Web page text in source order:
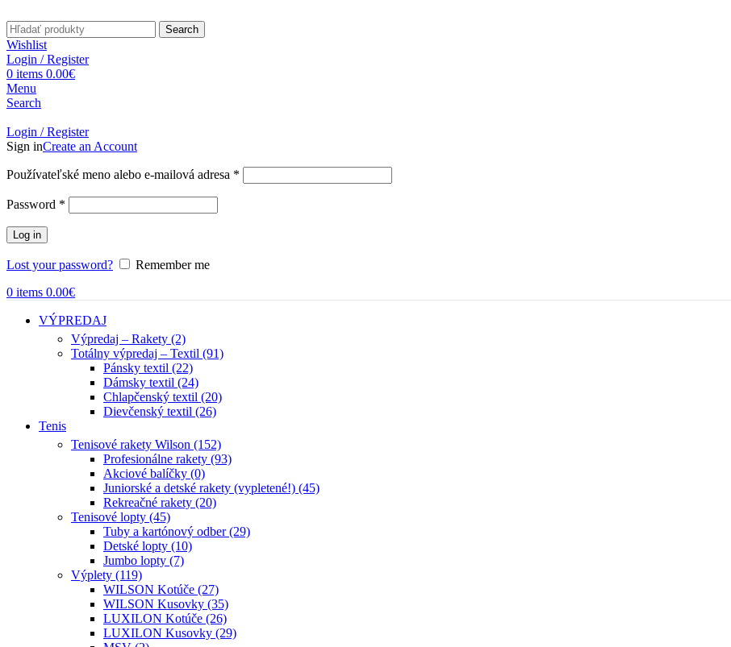
Search
Wishlist
Login / Register
0 items 0.00€
Menu
Search
Login / Register
Sign inCreate an Account
Používateľské meno alebo e-mailová adresa *
Password *
Log in
Lost your password?
Remember me
0 items 0.00€
VÝPREDAJ
Výpredaj – Rakety (2)
Totálny výpredaj – Textil (91)
Pánsky textil (22)
Dámsky textil (24)
Chlapčenský textil (20)
Dievčenský textil (26)
Tenis
Tenisové rakety Wilson (152)
Profesionálne rakety (93)
Akciové balíčky (0)
Juniorské a detské rakety (vypletené!) (45)
Rekreačné rakety (20)
Tenisové lopty (45)
Tuby a kartónový odber (29)
Detské lopty (10)
Jumbo lopty (7)
Výplety (119)
WILSON Kotúče (27)
WILSON Kusovky (35)
LUXILON Kotúče (26)
LUXILON Kusovky (29)